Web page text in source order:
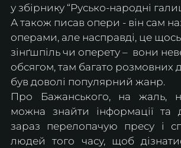
у збірнику “Русько-народні
А також писав опери - він сам
операми, але насправді, це
зінґшпіль чи оперету –  вони
обсягом, там багато розмовних
був доволі популярний жанр.
Про Бажанського, на жаль,
можна знайти інформації та
зараз перелопачую пресу і
людей того часу, щоб